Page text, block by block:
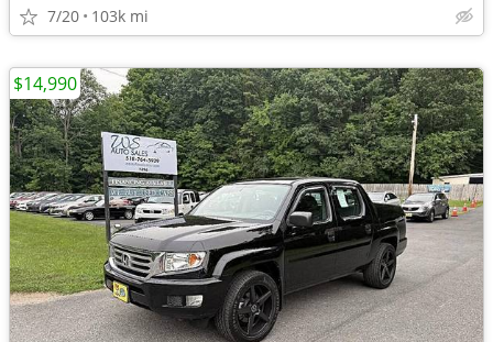
7/20 103k mi
$14,990